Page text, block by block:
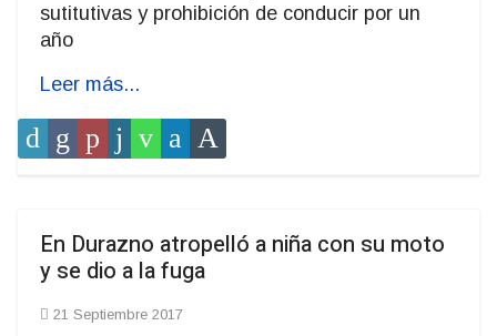
sutitutivas y prohibición de conducir por un
año
Leer más...
En Durazno atropelló a niña con su moto
y se dio a la fuga
21 Septiembre 2017